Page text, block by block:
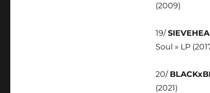
(2009)
19/
Soul » LP
20/
(2021)